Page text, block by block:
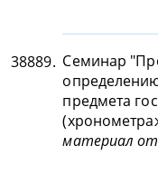
38889. Семинар
предмета
материал от